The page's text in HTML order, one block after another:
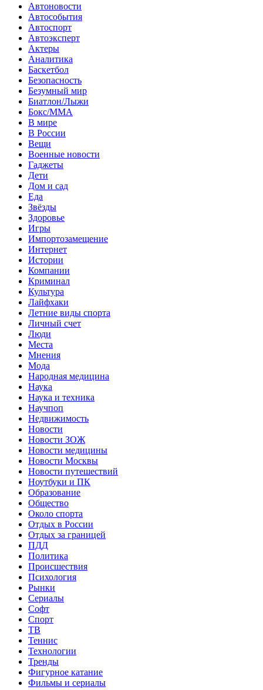
Автоновости
Автособытия
Автоспорт
Автоэксперт
Актеры
Аналитика
Баскетбол
Безопасность
Безумный мир
Биатлон/Лыжи
Бокс/MMA
В мире
В России
Вещи
Военные новости
Гаджеты
Дети
Дом и сад
Еда
Звёзды
Здоровье
Игры
Импортозамещение
Интернет
Истории
Компании
Криминал
Культура
Лайфхаки
Летние виды спорта
Личный счет
Люди
Места
Мнения
Мода
Народная медицина
Наука
Наука и техника
Научпоп
Недвижимость
Новости
Новости ЗОЖ
Новости медицины
Новости Москвы
Новости путешествий
Ноутбуки и ПК
Образование
Общество
Около спорта
Отдых в России
Отдых за границей
ПДД
Политика
Происшествия
Психология
Рынки
Сериалы
Софт
Спорт
ТВ
Теннис
Технологии
Тренды
Фигурное катание
Фильмы и сериалы